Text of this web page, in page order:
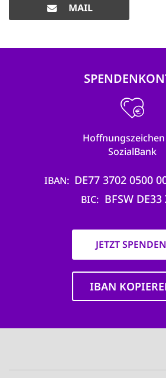
MAIL
Hoffnungszeichen
SozialBank
IBAN DE77 3702 0500
BIC BFSW DE33
JETZT SPENDEN
IBAN